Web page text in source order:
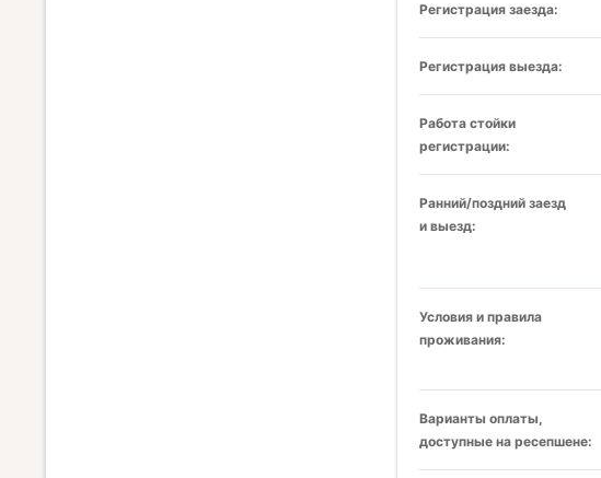
Регистрация заезда:
Регистрация выезда:
Работа стойки
регистрации:
Ранний/поздний заезд
и выезд:
Условия и правила
проживания:
Варианты оплаты,
доступные на ресепшене: